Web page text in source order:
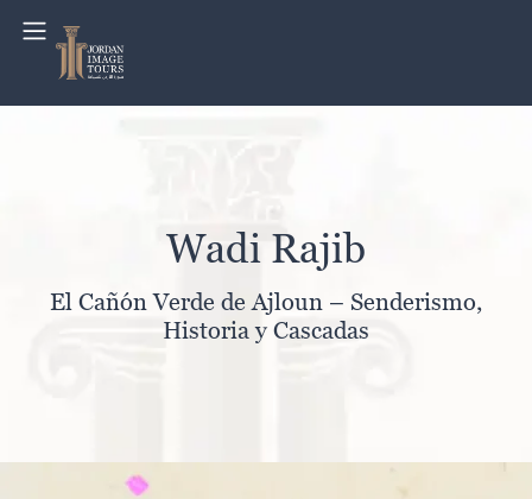
Wadi Rajib
El Cañón Verde de Ajloun – Senderismo,
Historia y Cascadas